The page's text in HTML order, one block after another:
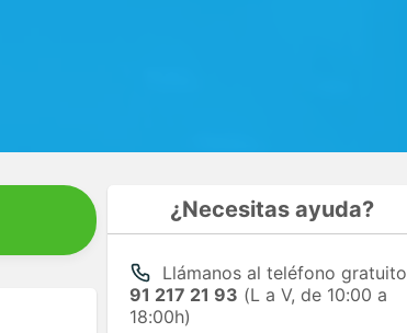
¿Necesitas ayuda?
Llámanos al teléfono gratuito
91 217 21 93 (L a V, de 10:00 a
18:00h)